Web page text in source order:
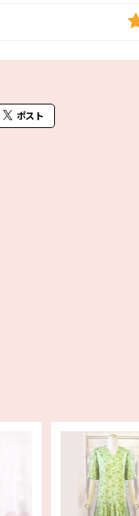
ポスト